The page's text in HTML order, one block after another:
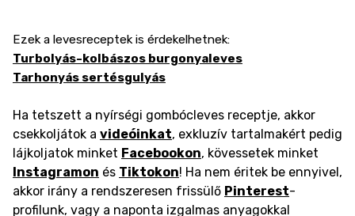
Ezek a levesreceptek is érdekelhetnek:
Turbolyás-kolbászos burgonyaleves
Tarhonyás sertésgulyás
Ha tetszett a nyírségi gombócleves receptje, akkor
csekkoljátok a videóinkat, exkluzív tartalmakért pedig
lájkoljatok minket Facebookon, kövessetek minket
Instagramon és Tiktokon! Ha nem éritek be ennyivel,
akkor irány a rendszeresen frissülő Pinterest-
profilunk, vagy a naponta izgalmas anyagokkal